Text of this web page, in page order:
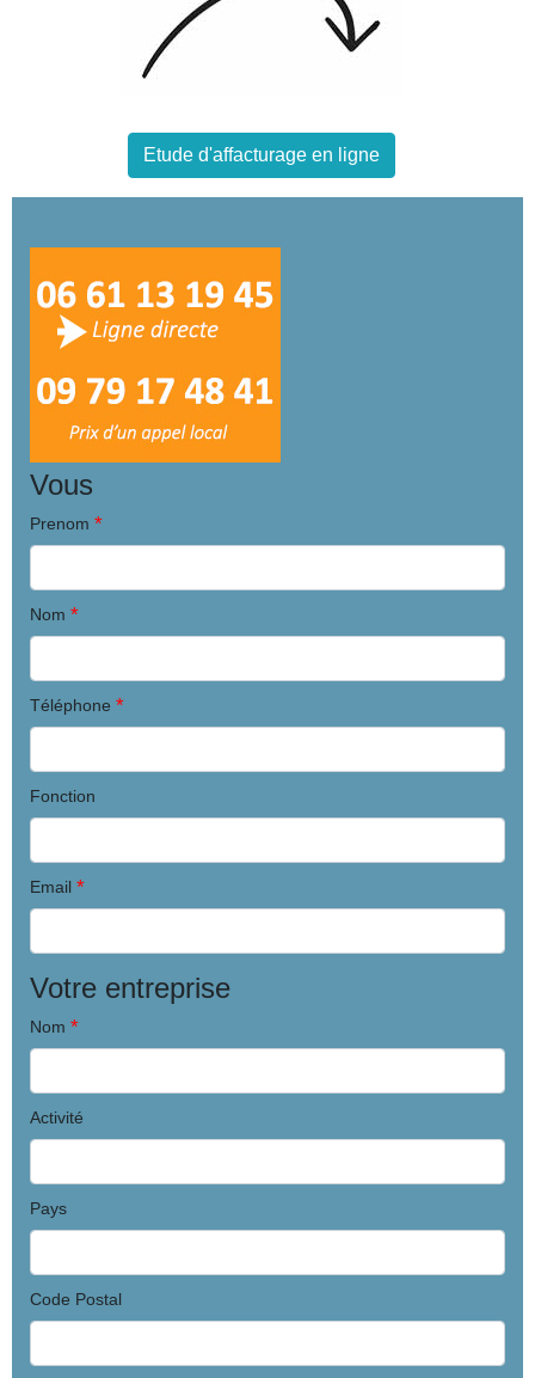
Etude d'affacturage en ligne
Vous
Prenom *
Nom *
Téléphone *
Fonction
Email *
Votre entreprise
Nom *
Activité
Pays
Code Postal